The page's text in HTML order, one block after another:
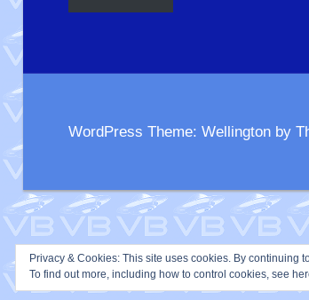
WordPress Theme: Wellington by
Privacy & Cookies: This site uses cookies. By continuing
To find out more, including how to control cookies, see